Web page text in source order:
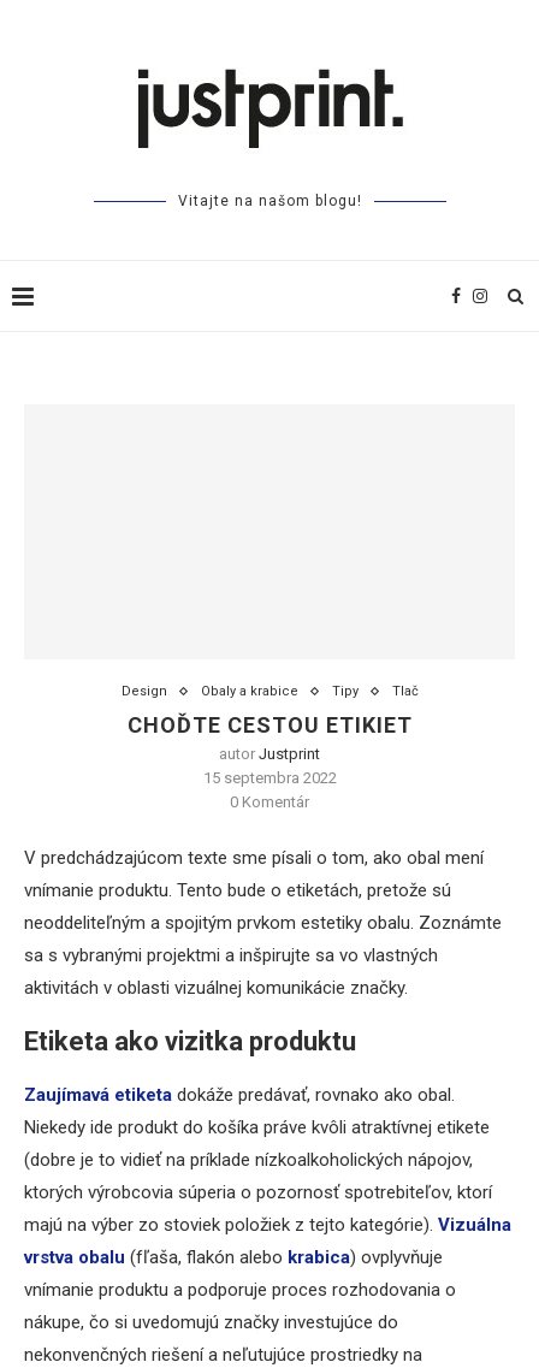
Vitajte na našom blogu!
Design Obaly a krabice Tipy Tlač
CHOĎTE CESTOU ETIKIET
autor Justprint
15 septembra 2022
0 Komentár
V predchádzajúcom texte sme písali o tom, ako obal mení
vnímanie produktu. Tento bude o etiketách, pretože sú
neoddeliteľným a spojitým prvkom estetiky obalu. Zoznámte
sa s vybranými projektmi a inšpirujte sa vo vlastných
aktivitách v oblasti vizuálnej komunikácie značky.
Etiketa ako vizitka produktu
Zaujímavá etiketa dokáže predávať, rovnako ako obal.
Niekedy ide produkt do košíka práve kvôli atraktívnej etikete
(dobre je to vidieť na príklade nízkoalkoholických nápojov,
ktorých výrobcovia súperia o pozornosť spotrebiteľov, ktorí
majú na výber zo stoviek položiek z tejto kategórie). Vizuálna
vrstva obalu (fľaša, flakón alebo krabica) ovplyvňuje
vnímanie produktu a podporuje proces rozhodovania o
nákupe, čo si uvedomujú značky investujúce do
nekonvenčných riešení a neľutujúce prostriedky na